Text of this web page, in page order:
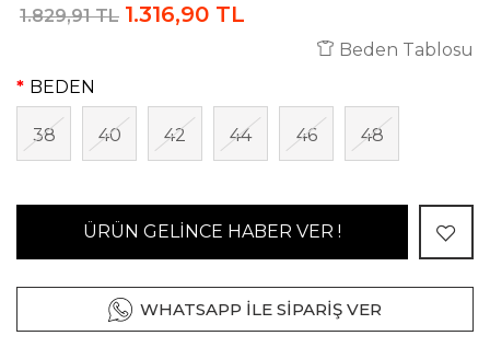
1.829,91 TL 1.316,90 TL
Beden Tablosu
BEDEN
38 40 42 44 46 48
ÜRÜN GELİNCE HABER VER !
WHATSAPP İLE SİPARİŞ VER